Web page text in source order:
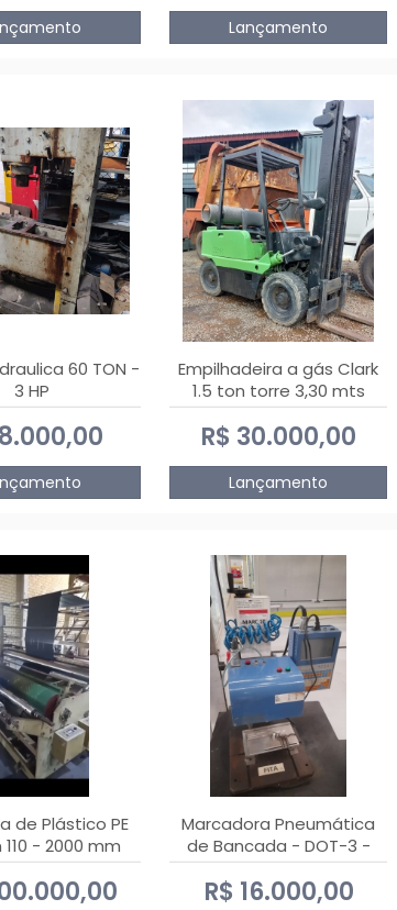
Lançamento
60 TON -
3 HP
Empilhadeira a gás Clark
1.5 ton torre 3,30 mts
R$ 30.000,00
Lançamento
de Plástico PE
110 - 2000 mm
Marcadora Pneumática
de Bancada - DOT-3 -
Usada
R$ 16.000,00